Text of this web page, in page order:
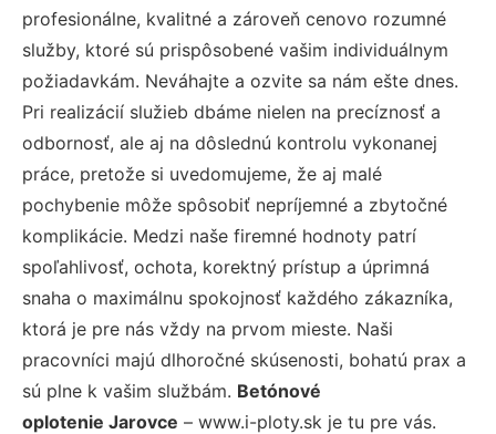
profesionálne, kvalitné a zároveň cenovo rozumné
služby, ktoré sú prispôsobené vašim individuálnym
požiadavkám. Neváhajte a ozvite sa nám ešte dnes.
Pri realizácií služieb dbáme nielen na precíznosť a
odbornosť, ale aj na dôslednú kontrolu vykonanej
práce, pretože si uvedomujeme, že aj malé
pochybenie môže spôsobiť nepríjemné a zbytočné
komplikácie. Medzi naše firemné hodnoty patrí
spoľahlivosť, ochota, korektný prístup a úprimná
snaha o maximálnu spokojnosť každého zákazníka,
ktorá je pre nás vždy na prvom mieste. Naši
pracovníci majú dlhoročné skúsenosti, bohatú prax a
sú plne k vašim službám. Betónové
oplotenie Jarovce – www.i-ploty.sk je tu pre vás.